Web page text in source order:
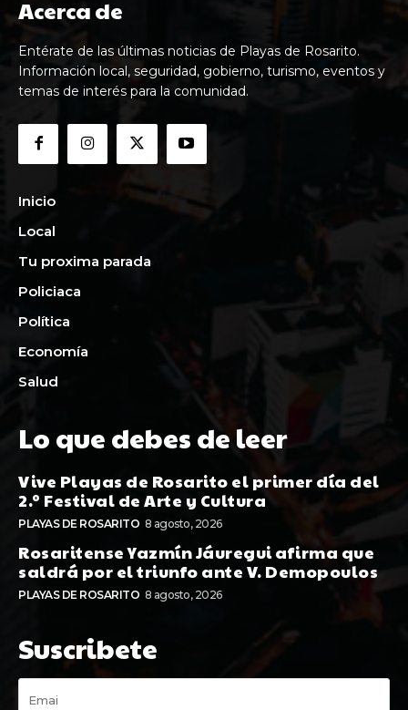
Acerca de
Entérate de las últimas noticias de Playas de Rosarito.
Información local, seguridad, gobierno, turismo, eventos y
temas de interés para la comunidad.
Inicio
Local
Tu proxima parada
Policiaca
Política
Economía
Salud
Lo que debes de leer
Vive Playas de Rosarito el primer día del
2.º Festival de Arte y Cultura
PLAYAS DE ROSARITO 8 agosto, 2026
Rosaritense Yazmín Jáuregui afirma que
saldrá por el triunfo ante V. Demopoulos
PLAYAS DE ROSARITO 8 agosto, 2026
Suscribete